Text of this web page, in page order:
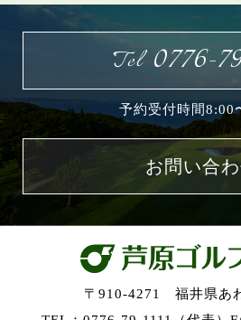
Tel 0776-
予約受付時間8:00
お問い合
〒910-4271 福井県あ